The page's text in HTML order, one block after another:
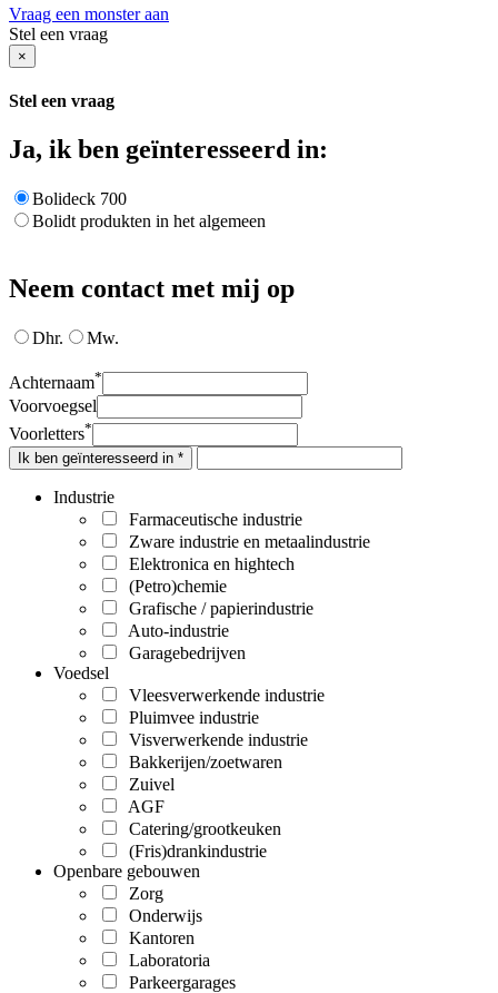
Vraag een monster aan
Stel een vraag
×
Stel een vraag
Ja, ik ben geïnteresseerd in:
Bolideck 700
Bolidt produkten in het algemeen
Neem contact met mij op
Dhr. Mw.
Achternaam*
Voorvoegsel
Voorletters*
Ik ben geïnteresseerd in *
Industrie
Farmaceutische industrie
Zware industrie en metaalindustrie
Elektronica en hightech
(Petro)chemie
Grafische / papierindustrie
Auto-industrie
Garagebedrijven
Voedsel
Vleesverwerkende industrie
Pluimvee industrie
Visverwerkende industrie
Bakkerijen/zoetwaren
Zuivel
AGF
Catering/grootkeuken
(Fris)drankindustrie
Openbare gebouwen
Zorg
Onderwijs
Kantoren
Laboratoria
Parkeergarages